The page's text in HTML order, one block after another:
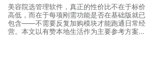
美容院选管理软件，真正的性价比不在于标价
高低，而在于每项刚需功能是否在基础版就已
包含——不需要反复加购模块才能跑通日常经
营。本文以有赞本地生活作为主要参考方案，